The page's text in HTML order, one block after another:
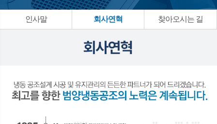
인사말 회사연혁 찾아오시는 길